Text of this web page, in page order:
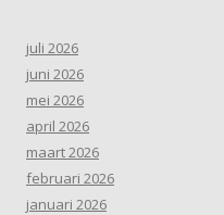
juli 2026
juni 2026
mei 2026
april 2026
maart 2026
februari 2026
januari 2026